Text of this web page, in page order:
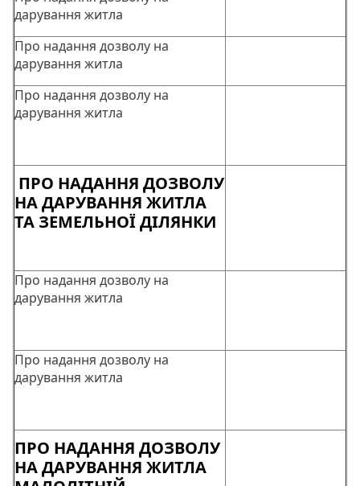
дарування житла
Про надання дозволу на
дарування житла
Про надання дозволу на
дарування житла
ПРО НАДАННЯ ДОЗВОЛУ
НА ДАРУВАННЯ ЖИТЛА
ТА ЗЕМЕЛЬНОЇ ДІЛЯНКИ
Про надання дозволу на
дарування житла
Про надання дозволу на
дарування житла
ПРО НАДАННЯ ДОЗВОЛУ
НА ДАРУВАННЯ ЖИТЛА